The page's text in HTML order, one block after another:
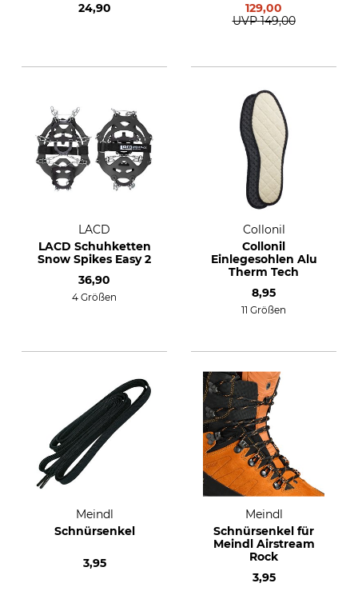
24,90
129,00
UVP 149,00
LACD
LACD Schuhketten
Snow Spikes Easy 2
36,90
4 Größen
Collonil
Collonil
Einlegesohlen Alu
Therm Tech
8,95
11 Größen
Meindl
Schnürsenkel
3,95
Meindl
Schnürsenkel für
Meindl Airstream
Rock
3,95